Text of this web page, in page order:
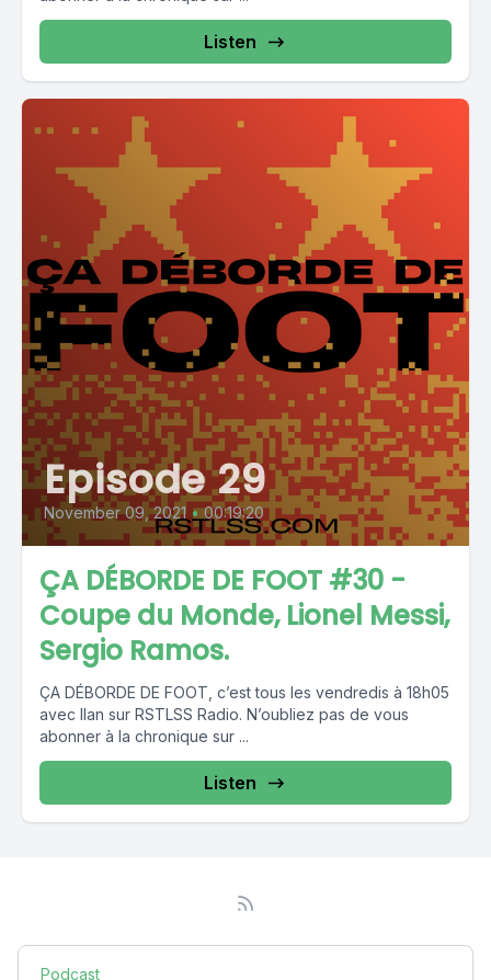
Listen
Episode 29
November 09, 2021 • 00:19:20
ÇA DÉBORDE DE FOOT #30 -
Coupe du Monde, Lionel Messi,
Sergio Ramos.
ÇA DÉBORDE DE FOOT, c’est tous les vendredis à 18h05
avec Ilan sur RSTLSS Radio. N’oubliez pas de vous
abonner à la chronique sur ...
Listen
Podcast